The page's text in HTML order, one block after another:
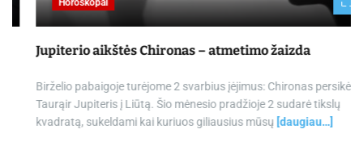
Horoskopai
Jupiterio aikštės Chironas – atmetimo žaizda
Birželio pabaigoje turėjome 2 svarbius įėjimus: Chironas persikėlė į
Taurąir Jupiteris į Liūtą. Šio mėnesio pradžioje 2 sudarė tikslų
kvadratą, sukeldami kai kuriuos giliausius mūsų[daugiau…]